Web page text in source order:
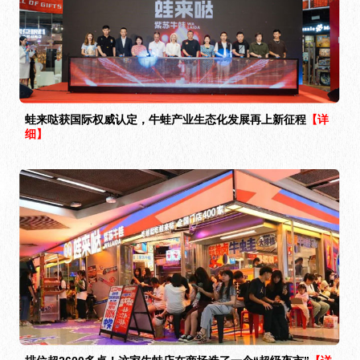
蛙来哒获国际权威认定，牛蛙产业生态化发展再上新征程 【详
细】